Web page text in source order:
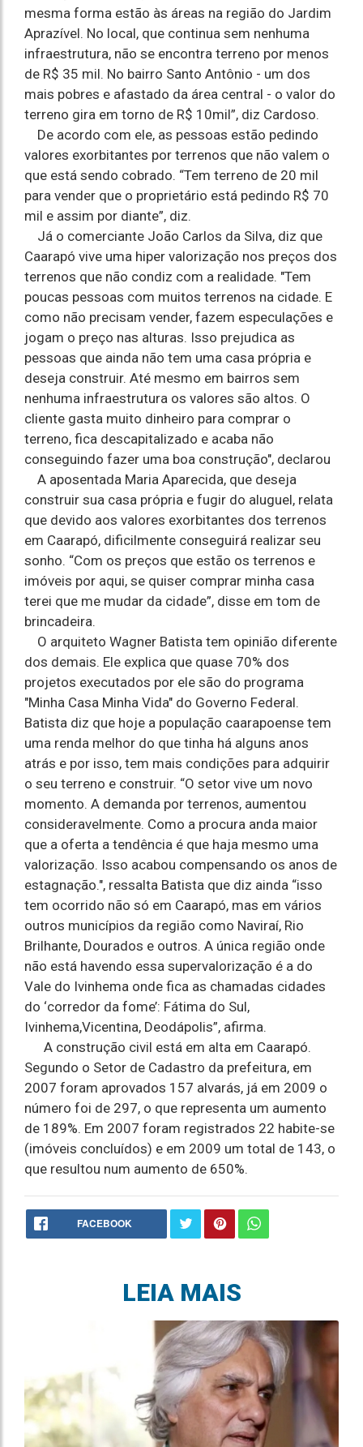
mesma forma estão às áreas na região do Jardim
Aprazível. No local, que continua sem nenhuma
infraestrutura, não se encontra terreno por menos
de R$ 35 mil. No bairro Santo Antônio - um dos
mais pobres e afastado da área central - o valor do
terreno gira em torno de R$ 10mil”, diz Cardoso.
De acordo com ele, as pessoas estão pedindo
valores exorbitantes por terrenos que não valem o
que está sendo cobrado. “Tem terreno de 20 mil
para vender que o proprietário está pedindo R$ 70
mil e assim por diante”, diz.
Já o comerciante João Carlos da Silva, diz que
Caarapó vive uma hiper valorização nos preços dos
terrenos que não condiz com a realidade. "Tem
poucas pessoas com muitos terrenos na cidade. E
como não precisam vender, fazem especulações e
jogam o preço nas alturas. Isso prejudica as
pessoas que ainda não tem uma casa própria e
deseja construir. Até mesmo em bairros sem
nenhuma infraestrutura os valores são altos. O
cliente gasta muito dinheiro para comprar o
terreno, fica descapitalizado e acaba não
conseguindo fazer uma boa construção", declarou
A aposentada Maria Aparecida, que deseja
construir sua casa própria e fugir do aluguel, relata
que devido aos valores exorbitantes dos terrenos
em Caarapó, dificilmente conseguirá realizar seu
sonho. “Com os preços que estão os terrenos e
imóveis por aqui, se quiser comprar minha casa
terei que me mudar da cidade”, disse em tom de
brincadeira.
O arquiteto Wagner Batista tem opinião diferente
dos demais. Ele explica que quase 70% dos
projetos executados por ele são do programa
"Minha Casa Minha Vida" do Governo Federal.
Batista diz que hoje a população caarapoense tem
uma renda melhor do que tinha há alguns anos
atrás e por isso, tem mais condições para adquirir
o seu terreno e construir. “O setor vive um novo
momento. A demanda por terrenos, aumentou
consideravelmente. Como a procura anda maior
que a oferta a tendência é que haja mesmo uma
valorização. Isso acabou compensando os anos de
estagnação.", ressalta Batista que diz ainda “isso
tem ocorrido não só em Caarapó, mas em vários
outros municípios da região como Naviraí, Rio
Brilhante, Dourados e outros. A única região onde
não está havendo essa supervalorização é a do
Vale do Ivinhema onde fica as chamadas cidades
do ‘corredor da fome’: Fátima do Sul,
Ivinhema,Vicentina, Deodápolis”, afirma.
A construção civil está em alta em Caarapó.
Segundo o Setor de Cadastro da prefeitura, em
2007 foram aprovados 157 alvarás, já em 2009 o
número foi de 297, o que representa um aumento
de 189%. Em 2007 foram registrados 22 habite-se
(imóveis concluídos) e em 2009 um total de 143, o
que resultou num aumento de 650%.
FACEBOOK
LEIA MAIS